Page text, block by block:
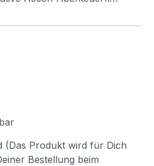
(Das Produkt wird für Dich
Bestellung beim